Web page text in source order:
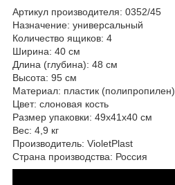
Артикул производителя: 0352/45
Назначение: универсальный
Количество ящиков: 4
Ширина: 40 см
Длина (глубина): 48 см
Высота: 95 см
Материал: пластик (полипропилен)
Цвет: слоновая кость
Размер упаковки: 49х41х40 см
Вес: 4,9 кг
Производитель: VioletPlast
Страна производства: Россия